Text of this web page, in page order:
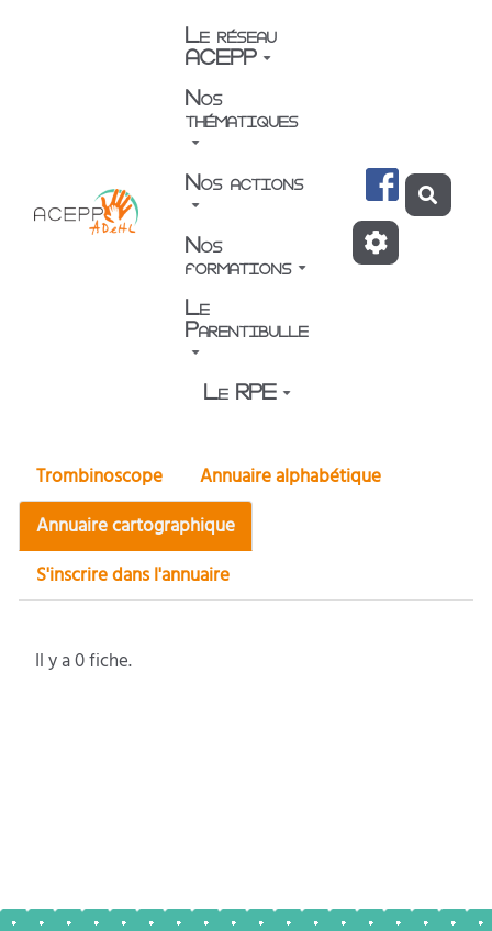
Aller au contenu principalLe réseau
ACEPP
Nos
thématiques
Nos actions
Nos
formations
Le
Parentibulle
Le RPE
Trombinoscope
Annuaire alphabétique
Annuaire cartographique
S'inscrire dans l'annuaire
Il y a 0 fiche.